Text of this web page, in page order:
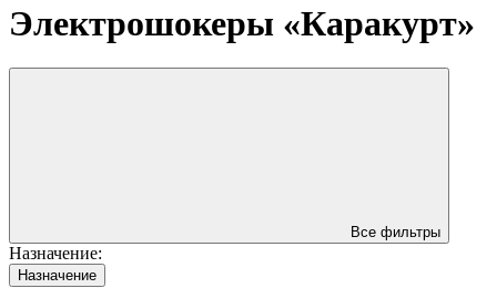
Электрошокеры «Каракурт»
Все фильтры
Назначениe:
Назначениe